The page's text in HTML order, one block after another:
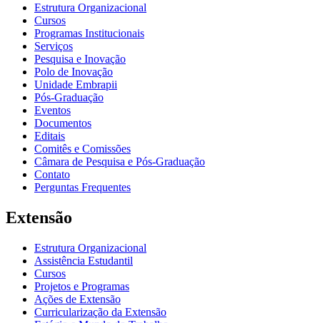
Estrutura Organizacional
Cursos
Programas Institucionais
Serviços
Pesquisa e Inovação
Polo de Inovação
Unidade Embrapii
Pós-Graduação
Eventos
Documentos
Editais
Comitês e Comissões
Câmara de Pesquisa e Pós-Graduação
Contato
Perguntas Frequentes
Extensão
Estrutura Organizacional
Assistência Estudantil
Cursos
Projetos e Programas
Ações de Extensão
Curricularização da Extensão